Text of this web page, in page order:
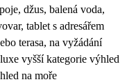
džus, balená voda,
tablet s adresářem
terasa, na vyžádání
vyšší kategorie výhled
na moře